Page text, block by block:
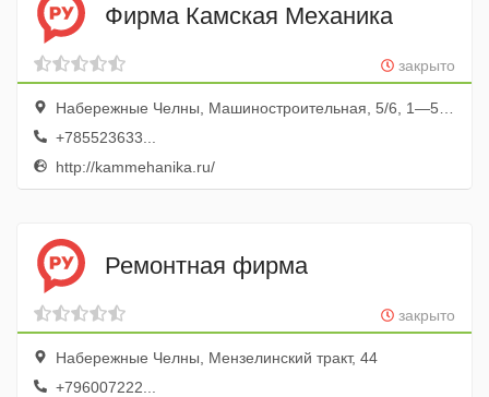
Фирма Камская Механика
закрыто
Набережные Челны, Машиностроительная, 5/6, 1—5 бокс; база Саха-Автосервис
+785523633...
http://kammehanika.ru/
Ремонтная фирма
закрыто
Набережные Челны, Мензелинский тракт, 44
+796007222...